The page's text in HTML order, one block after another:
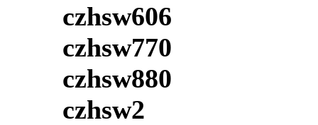
czhsw606
czhsw770
czhsw880
czhsw2